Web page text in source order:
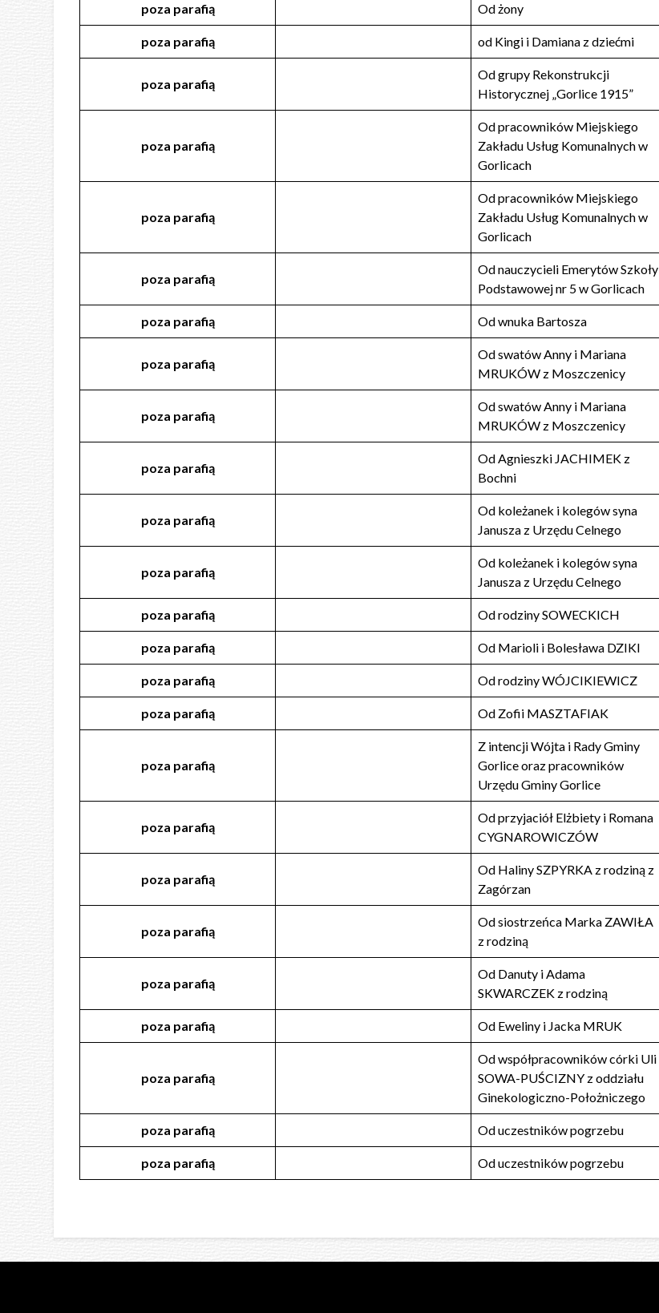
poza parafią Od żony
poza parafią od Kingi i Damiana z dziećmi
poza parafią
Od grupy Rekonstrukcji
Historycznej „Gorlice 1915”
poza parafią
Od pracowników Miejskiego
Zakładu Usług Komunalnych w
Gorlicach
poza parafią
Od pracowników Miejskiego
Zakładu Usług Komunalnych w
Gorlicach
poza parafią
Od nauczycieli Emerytów Szkoły
Podstawowej nr 5 w Gorlicach
poza parafią Od wnuka Bartosza
poza parafią
Od swatów Anny i Mariana
MRUKÓW z Moszczenicy
poza parafią
Od swatów Anny i Mariana
MRUKÓW z Moszczenicy
poza parafią
Od Agnieszki JACHIMEK z
Bochni
poza parafią
Od koleżanek i kolegów syna
Janusza z Urzędu Celnego
poza parafią
Od koleżanek i kolegów syna
Janusza z Urzędu Celnego
poza parafią Od rodziny SOWECKICH
poza parafią Od Marioli i Bolesława DZIKI
poza parafią Od rodziny WÓJCIKIEWICZ
poza parafią Od Zofii MASZTAFIAK
poza parafią
Z intencji Wójta i Rady Gminy
Gorlice oraz pracowników
Urzędu Gminy Gorlice
poza parafią
Od przyjaciół Elżbiety i Romana
CYGNAROWICZÓW
poza parafią
Od Haliny SZPYRKA z rodziną z
Zagórzan
poza parafią
Od siostrzeńca Marka ZAWIŁA
z rodziną
poza parafią
Od Danuty i Adama
SKWARCZEK z rodziną
poza parafią Od Eweliny i Jacka MRUK
poza parafią
Od współpracowników córki Uli
SOWA-PUŚCIZNY z oddziału
Ginekologiczno-Położniczego
poza parafią Od uczestników pogrzebu
poza parafią Od uczestników pogrzebu